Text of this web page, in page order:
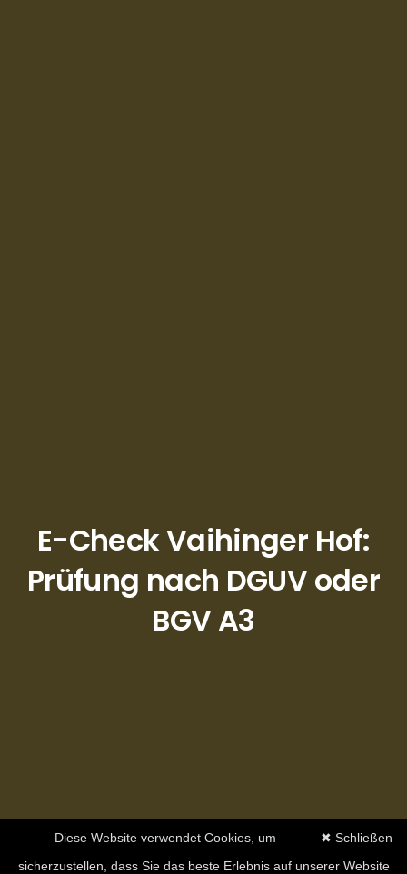
E-Check Vaihinger Hof:
Prüfung nach DGUV oder
BGV A3
✖ Schließen
Diese Website verwendet Cookies, um
sicherzustellen, dass Sie das beste Erlebnis auf unserer Website